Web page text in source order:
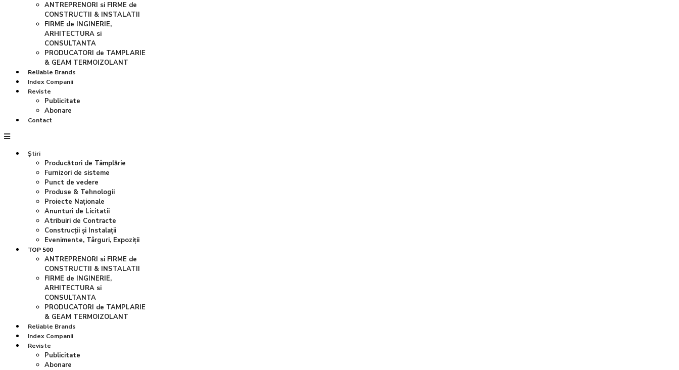
ANTREPRENORI si FIRME de
CONSTRUCTII & INSTALATII
FIRME de INGINERIE,
ARHITECTURA si
CONSULTANTA
PRODUCATORI de TAMPLARIE
& GEAM TERMOIZOLANT
Reliable Brands
Index Companii
Reviste
Publicitate
Abonare
Contact
Știri
Producători de Tâmplărie
Furnizori de sisteme
Punct de vedere
Produse & Tehnologii
Proiecte Naționale
Anunturi de Licitatii
Atribuiri de Contracte
Construcții și Instalații
Evenimente, Târguri, Expoziții
TOP 500
ANTREPRENORI si FIRME de
CONSTRUCTII & INSTALATII
FIRME de INGINERIE,
ARHITECTURA si
CONSULTANTA
PRODUCATORI de TAMPLARIE
& GEAM TERMOIZOLANT
Reliable Brands
Index Companii
Reviste
Publicitate
Abonare